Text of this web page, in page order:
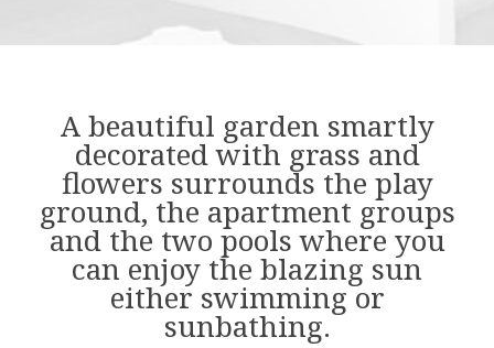
A beautiful garden smartly
decorated with grass and
flowers surrounds the play
ground, the apartment groups
and the two pools where you
can enjoy the blazing sun
either swimming or
sunbathing.